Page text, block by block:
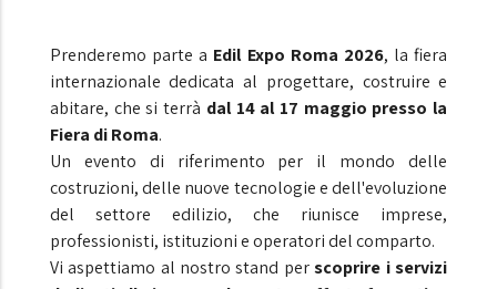
Prenderemo parte a Edil Expo Roma 2026, la fiera
internazionale dedicata al progettare, costruire e
abitare, che si terrà dal 14 al 17 maggio presso la
Fiera di Roma.
Un evento di riferimento per il mondo delle
costruzioni, delle nuove tecnologie e dell'evoluzione
del settore edilizio, che riunisce imprese,
professionisti, istituzioni e operatori del comparto.
Vi aspettiamo al nostro stand perscoprire i servizi